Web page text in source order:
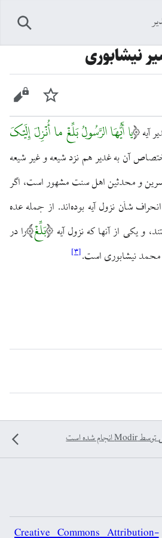
نیشابوری
پیگیری
آیه یا أَیُّهَا الرَّسُولُ بَلِّغْ ما أُنْزِلَ إِلَیْکَ
آن به غدیر هم نزد شیعه و غیر شیعه
و محدثین اهل سنت مشهور است، اگر
شأن نزول آیه بوده‌اند. از جمله عده
و یکی از آنها که نزول آیه بَلِّغْ را در
محمد نیشابوری است.[۳]
توسطModirانجام شده است
Creative Commons Attribution-